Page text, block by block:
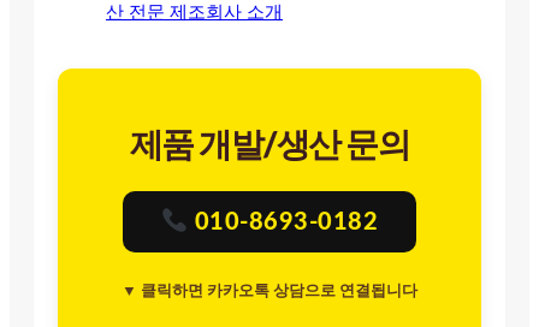
산 전문 제조회사 소개
제품 개발/생산 문의
010-8693-0182
▼ 클릭하면 카카오톡 상담으로 연결됩니다